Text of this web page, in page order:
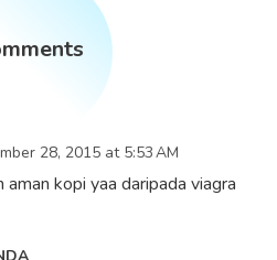
28, 2015 at 5:53 AM
aman kopi yaa daripada viagra